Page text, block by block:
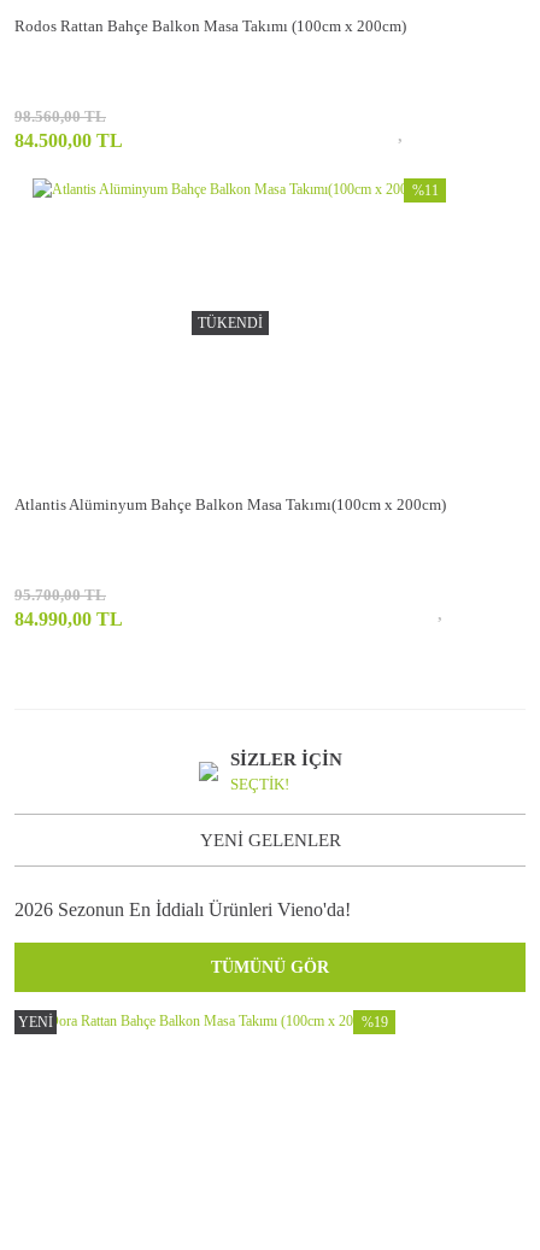
Rodos Rattan Bahçe Balkon Masa Takımı (100cm x 200cm)
98.560,00 TL
84.500,00 TL
TÜKENDİ
Atlantis Alüminyum Bahçe Balkon Masa Takımı(100cm x 200cm)
%11
95.700,00 TL
84.990,00 TL
SİZLER İÇİN
SEÇTİK!
YENİ GELENLER
2026 Sezonun En İddialı Ürünleri Vieno'da!
TÜMÜNÜ GÖR
YENİ %19